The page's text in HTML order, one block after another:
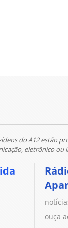
do A12 estão
eletrônico ou
ouça